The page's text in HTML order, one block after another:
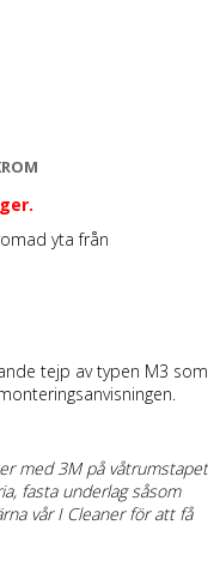
yta från
tejp av typen M3 som
med 3M på våtrumstapet
fasta underlag såsom
vår I Cleaner för att få